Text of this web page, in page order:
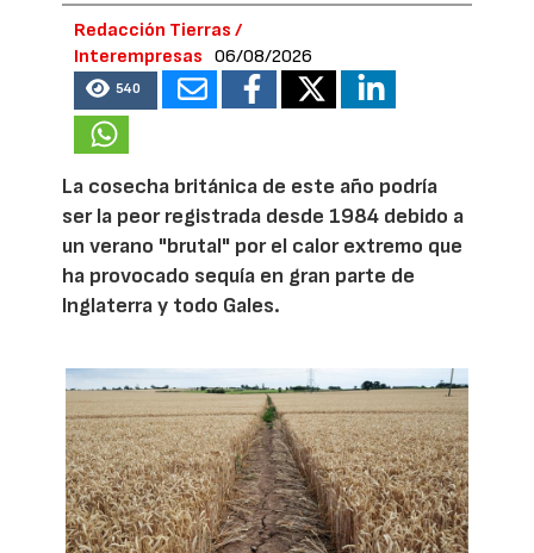
Redacción Tierras /
Interempresas
06/08/2026
540
La cosecha británica de este año podría
ser la peor registrada desde 1984 debido a
un verano "brutal" por el calor extremo que
ha provocado sequía en gran parte de
Inglaterra y todo Gales.